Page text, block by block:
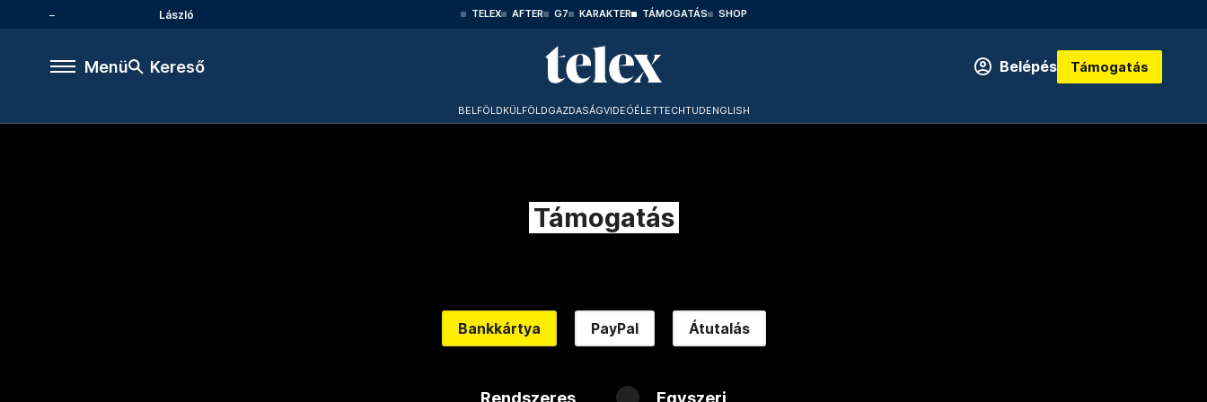
László TELEX AFTER G7 KARAKTER TÁMOGATÁS SHOP
Menü Kereső Belépés Támogatás
BELFÖLDKÜLFÖLDGAZDASÁGVIDEÓÉLETTECHTUDENGLISH
Támogatás
Bankkártya PayPal Átutalás
Rendszeres Egyszeri